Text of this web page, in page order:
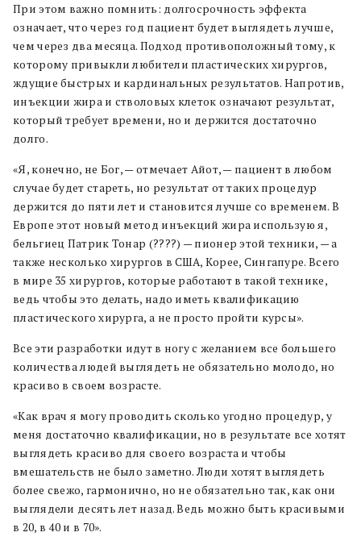
При этом важно помнить: долгосрочность эффекта
означает, что через год пациент будет выглядеть лучше,
чем через два месяца. Подход противоположный тому, к
которому привыкли любители пластических хирургов,
ждущие быстрых и кардинальных результатов. Напротив,
инъекции жира и стволовых клеток означают результат,
который требует времени, но и держится достаточно
долго.
«Я, конечно, не Бог, — отмечает Айот, — пациент в любом
случае будет стареть, но результат от таких процедур
держится до пяти лет и становится лучше со временем. В
Европе этот новый метод инъекций жира использую я,
бельгиец Патрик Тонар (????) — пионер этой техники, — а
также несколько хирургов в США, Корее, Сингапуре. Всего
в мире 35 хирургов, которые работают в такой технике,
ведь чтобы это делать, надо иметь квалификацию
пластического хирурга, а не просто пройти курсы».
Все эти разработки идут в ногу с желанием все большего
количества людей выглядеть не обязательно молодо, но
красиво в своем возрасте.
«Как врач я могу проводить сколько угодно процедур, у
меня достаточно квалификации, но в результате все хотят
выглядеть красиво для своего возраста и чтобы
вмешательств не было заметно. Люди хотят выглядеть
более свежо, гармонично, но не обязательно так, как они
выглядели десять лет назад. Ведь можно быть красивыми
в 20, в 40 и в 70».